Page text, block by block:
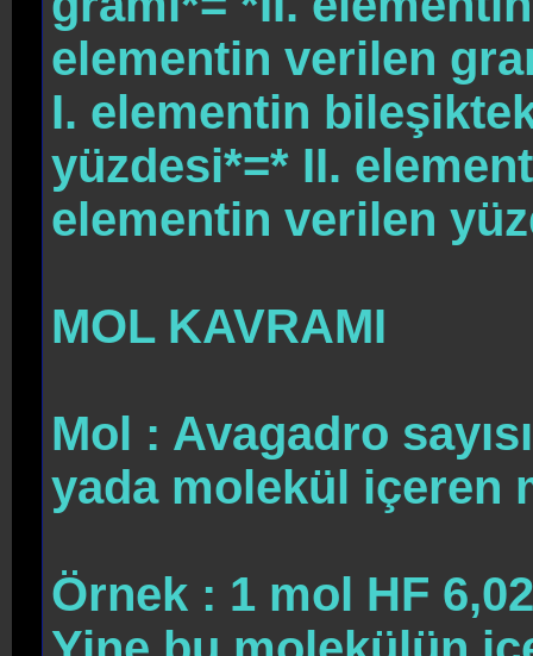
elementin verilen
I. elementin
yüzdesi*=* II.
elementin verilen
MOL KAVRAMI
Mol : Avagadro
yada molekül içeren
Örnek : 1 mol HF